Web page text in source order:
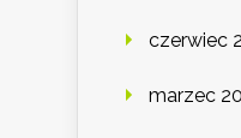
czerwiec
marzec